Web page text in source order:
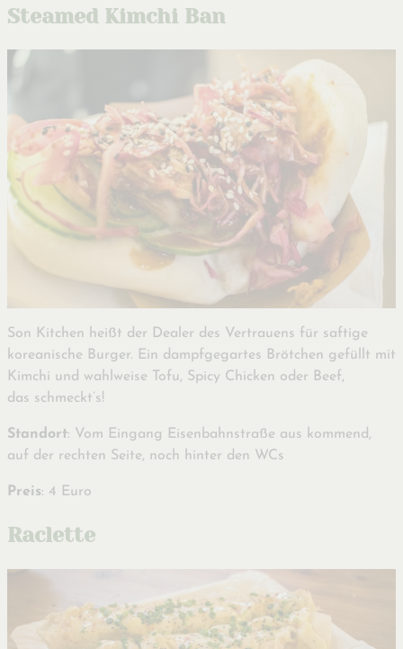
Steamed Kimchi Ban
Son Kitchen heißt der Dealer des Vertrauens für saftige
koreanische Burger. Ein dampfgegartes Brötchen gefüllt mit
Kimchi und wahlweise Tofu, Spicy Chicken oder Beef,
das schmeckt’s!
Standort: Vom Eingang Eisenbahnstraße aus kommend,
auf der rechten Seite, noch hinter den WCs
Preis: 4 Euro
Raclette